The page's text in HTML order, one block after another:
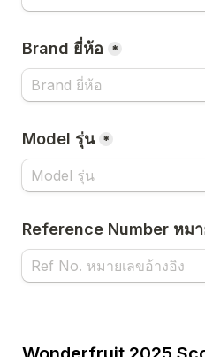
Brand ยี่ห้อ *
Model รุ่น *
Reference Number หมา